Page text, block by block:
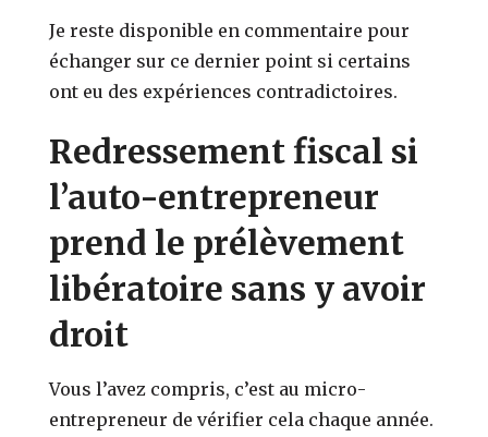
Je reste disponible en commentaire pour
échanger sur ce dernier point si certains
ont eu des expériences contradictoires.
Redressement fiscal si
l’auto-entrepreneur
prend le prélèvement
libératoire sans y avoir
droit
Vous l’avez compris, c’est au micro-
entrepreneur de vérifier cela chaque année.